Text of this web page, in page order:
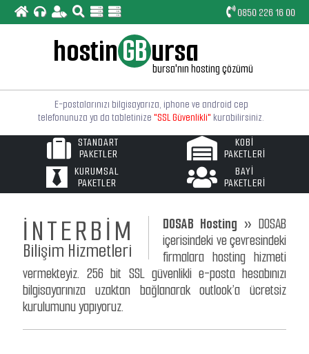
0850 226 16 00
bursa'nın hosting çözümü
hostinGBursa
E-postalarınızı bilgisayarıza, iphone ve android cep
telefonunuza ya da tabletinize "SSL Güvenlikli" kurabilirsiniz.
SpamAssassinile gelen spam e-postalarınızı filtreleyin,
güvenliğinizi bir üst seviyeye çıkarın.
Linux tabanlı web sunucularımız "Bursa"lokasyonludur
ve PHP ile MySQL'in son sürümleri yüklüdür.
Basit arayüzlü "Türkçe Kontrol Paneli" ile hosting
işlemlerinizi çok daha rahat ve çabuk yapabileceksiniz.
Web sitemizde yayınlanan paketlerin dışındasize özel
web hosting paketleri de oluşturulabilir.
STANDART
PAKETLER
KOBİ
PAKETLERİ
KURUMSAL
PAKETLER
BAYİ
PAKETLERİ
İNTERBİM
Bilişim Hizmetleri
DOSAB Hosting » DOSAB
içerisindeki ve çevresindeki
firmalara hosting hizmeti
vermekteyiz. 256 bit SSL güvenlikli e-posta hesabınızı
bilgisayarınıza uzaktan bağlanarak outlook’a ücretsiz
kurulumunu yapıyoruz.